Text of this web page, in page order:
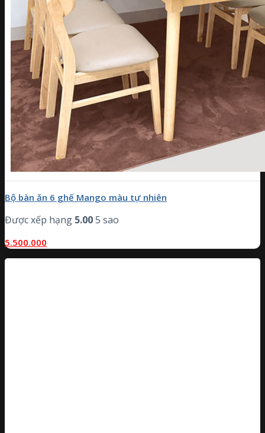
Bộ bàn ăn 6 ghế Mango màu tự nhiên
Được xếp hạng 5.005 sao
5.500.000